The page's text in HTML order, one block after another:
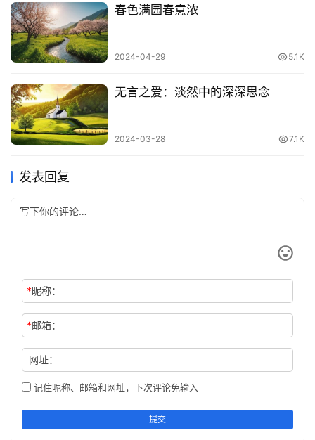
春色满园春意浓
2024-04-29 5.1K
无言之爱：淡然中的深深思念
2024-03-28 7.1K
发表回复
*昵称：
*邮箱：
网址：
记住昵称、邮箱和网址，下次评论免输入
提交